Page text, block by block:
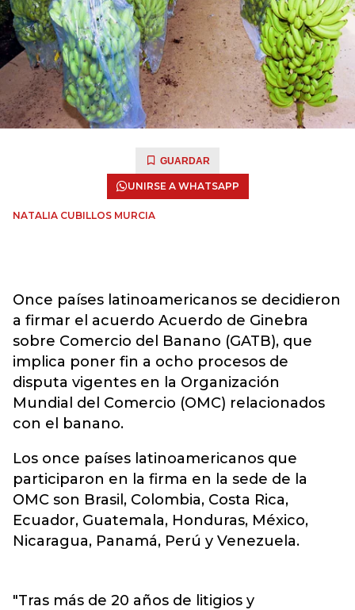
GUARDAR
UNIRSE A WHATSAPP
NATALIA CUBILLOS MURCIA
Once países latinoamericanos se decidieron
a firmar el acuerdo Acuerdo de Ginebra
sobre Comercio del Banano (GATB), que
implica poner fin a ocho procesos de
disputa vigentes en la Organización
Mundial del Comercio (OMC) relacionados
con el banano.
Los once países latinoamericanos que
participaron en la firma en la sede de la
OMC son Brasil, Colombia, Costa Rica,
Ecuador, Guatemala, Honduras, México,
Nicaragua, Panamá, Perú y Venezuela.
"Tras más de 20 años de litigios y